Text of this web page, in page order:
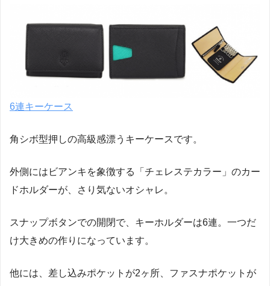
6連キーケース
角シボ型押しの高級感漂うキーケースです。
外側にはビアンキを象徴する「チェレステカラー」のカー
ドホルダーが、さり気ないオシャレ。
スナップボタンでの開閉で、キーホルダーは6連。一つだ
け大きめの作りになっています。
他には、差し込みポケットが2ヶ所、ファスナポケットが